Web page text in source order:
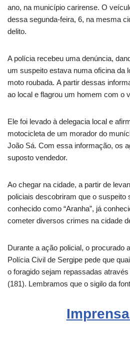
ano, na município carirense. O
dessa segunda-feira, 6, na mesma
delito.
A polícia recebeu uma denúncia,
um suspeito estava numa oficina da
moto roubada. A partir dessas
ao local e flagrou um homem com o
Ele foi levado à delegacia local e
motocicleta de um morador do
João Sá. Com essa informação, os
suposto vendedor.
Ao chegar na cidade, a partir de
policiais descobriram que o suspeito
conhecido como “Aranha”, já
cometer diversos crimes na cidade
Durante a ação policial, o procurado
Polícia Civil de Sergipe pede que
o foragido sejam repassadas
(181). Lembramos que o sigilo da
Imprensa